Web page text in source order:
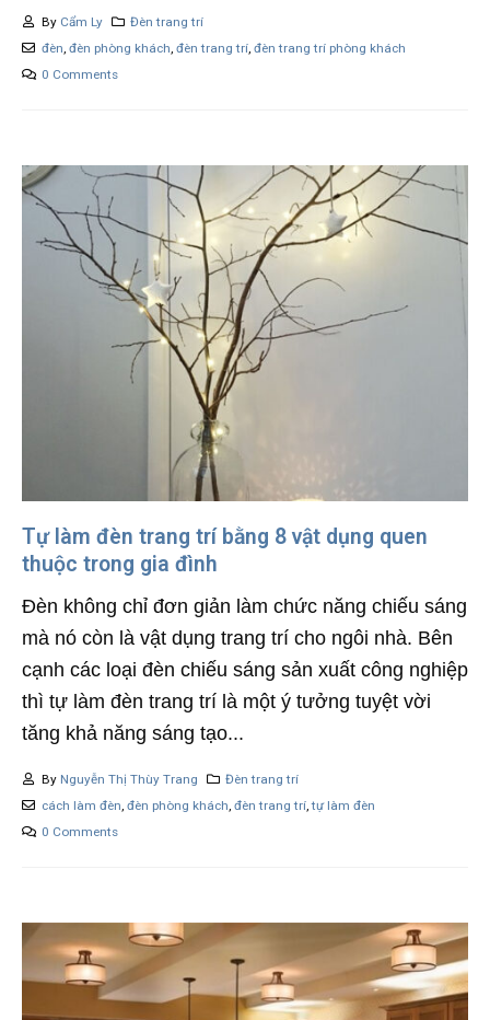
By Cẩm Ly
Đèn trang trí
đèn đèn phòng khách đèn trang trí, đèn trang trí phòng khách
0 Comments
Tự làm đèn trang trí bằng 8 vật dụng quen
thuộc trong gia đình
Đèn không chỉ đơn giản làm chức năng chiếu sáng
mà nó còn là vật dụng trang trí cho ngôi nhà. Bên
cạnh các loại đèn chiếu sáng sản xuất công nghiệp
thì tự làm đèn trang trí là một ý tưởng tuyệt vời
tăng khả năng sáng tạo...
By Nguyễn Thị Thùy Trang
Đèn trang trí
cách làm đèn, đèn phòng khách, đèn trang trí,tự làm đèn
0 Comments